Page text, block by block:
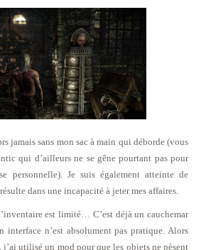
jamais sans mon sac à main qui déborde (vous
qui d’ailleurs ne se gêne pourtant pas pour
personnelle). Je suis également atteinte de
dans une incapacité à jeter mes affaires.
est limité… C’est déjà un cauchemar
interface n’est absolument pas pratique. Alors
j’ai utilisé un mod pour que les objets ne pèsent